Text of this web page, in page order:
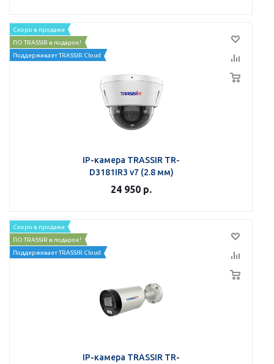
Скоро в продаже
ПО TRASSIR в подарок!
Поддерживает TRASSIR Cloud
IP-камера TRASSIR TR-
D3181IR3 v7 (2.8 мм)
24 950 р.
Скоро в продаже
ПО TRASSIR в подарок!
Поддерживает TRASSIR Cloud
IP-камера TRASSIR TR-